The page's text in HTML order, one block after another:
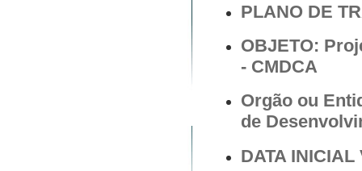
PLANO DE
OBJETO:
- CMDCA
Orgão ou
de
DATA INICIAL